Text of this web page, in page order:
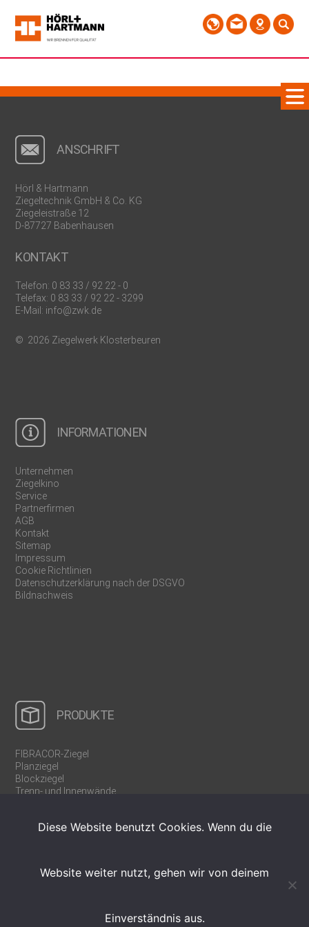
ANSCHRIFT
Hörl & Hartmann
Ziegeltechnik GmbH & Co. KG
Ziegeleistraße 12
D-87727 Babenhausen
KONTAKT
Telefon: 0 83 33 / 92 22 - 0
Telefax: 0 83 33 / 92 22 - 3299
E-Mail: info@zwk.de
© 2026 Ziegelwerk Klosterbeuren
INFORMATIONEN
Unternehmen
Ziegelkino
Service
Partnerfirmen
AGB
Kontakt
Sitemap
Impressum
Cookie Richtlinien
Datenschutzerklärung nach der DSGVO
Bildnachweis
PRODUKTE
FIBRACOR-Ziegel
Planziegel
Blockziegel
Trenn- und Innenwände
Ergänzungsprodukte
Diese Website benutzt Cookies. Wenn du die
Website weiter nutzt, gehen wir von deinem
Einverständnis aus.